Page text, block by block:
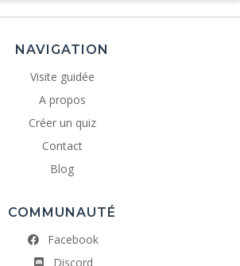
NAVIGATION
Visite guidée
A propos
Créer un quiz
Contact
Blog
COMMUNAUTÉ
Facebook
Discord